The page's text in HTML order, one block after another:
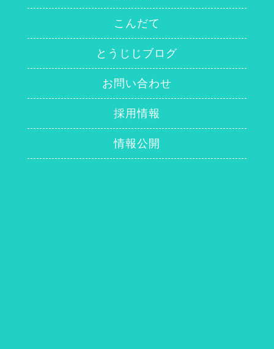
こんだて
とうじじブログ
お問い合わせ
採用情報
情報公開